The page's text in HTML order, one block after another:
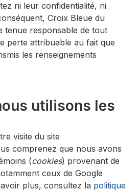
ni leur confidentialité, ni
Croix Bleue du
tenue responsable de tout
perte attribuable au fait que
les renseignements
utilisons les
visite du site
comprenez que nous avons
(cookies) provenant de
ceux de Google
plus, consultez la politique